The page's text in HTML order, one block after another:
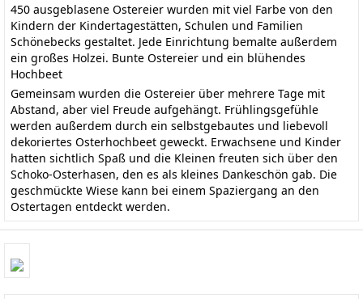
450 ausgeblasene Ostereier wurden mit viel Farbe von den
Kindern der Kindertagestätten, Schulen und Familien
Schönebecks gestaltet. Jede Einrichtung bemalte außerdem
ein großes Holzei. Bunte Ostereier und ein blühendes
Hochbeet
Gemeinsam wurden die Ostereier über mehrere Tage mit
Abstand, aber viel Freude aufgehängt. Frühlingsgefühle
werden außerdem durch ein selbstgebautes und liebevoll
dekoriertes Osterhochbeet geweckt. Erwachsene und Kinder
hatten sichtlich Spaß und die Kleinen freuten sich über den
Schoko-Osterhasen, den es als kleines Dankeschön gab. Die
geschmückte Wiese kann bei einem Spaziergang an den
Ostertagen entdeckt werden.